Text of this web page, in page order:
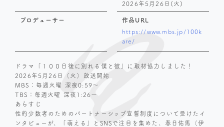
2026年5月26日(火)
プロデューサー
作品URL
https://www.mbs.jp/100k
are/
ドラマ「１００日後に別れる僕と彼」に取材協力しました！
2026年5月26日（火）放送開始
MBS：毎週火曜 深夜0:59～
TBS：毎週火曜 深夜1:26～
あらすじ
性的少数者のためのパートナーシップ宣誓制度について受けたイ
ンタビューが、「萌える」とSNSで注目を集めた、春日佑馬（伊